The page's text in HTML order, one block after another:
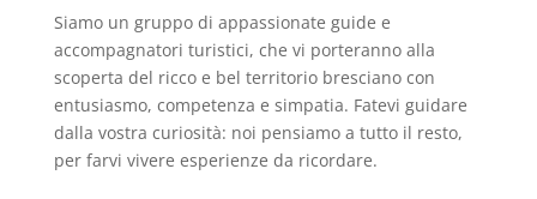
Siamo un gruppo di appassionate guide e
accompagnatori turistici, che vi porteranno alla
scoperta del ricco e bel territorio bresciano con
entusiasmo, competenza e simpatia. Fatevi guidare
dalla vostra curiosità: noi pensiamo a tutto il resto,
per farvi vivere esperienze da ricordare.